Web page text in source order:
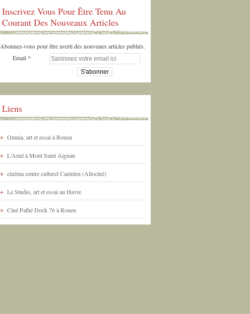
Inscrivez Vous Pour Être Tenu Au
Courant Des Nouveaux Articles
Abonnez-vous pour être averti des nouveaux articles publiés.
Email
Liens
Omnia, art et essai à Rouen
L'Ariel à Mont Saint Aignan
cinéma centre culturel Canteleu (Allociné)
Le Studio, art et essai au Havre
Ciné Pathé Dock 76 à Rouen